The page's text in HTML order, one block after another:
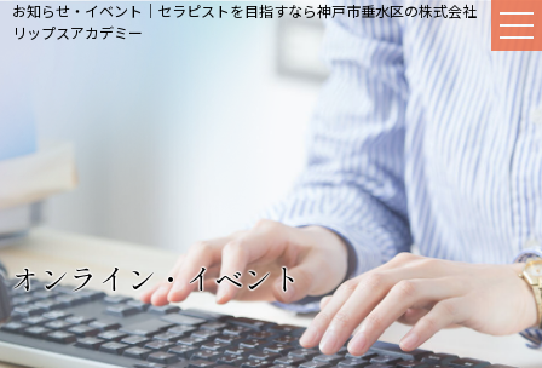
お知らせ・イベント｜セラピストを目指すなら神戸市垂水区の株式会社
リップスアカデミー
オンライン・イベント